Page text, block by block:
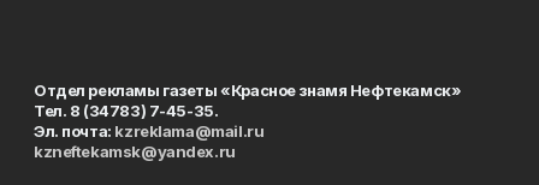
Отдел рекламы газеты «Красное знамя Нефтекамск»
Тел. 8 (34783) 7-45-35.
Эл. почта: kzreklama@mail.ru
kzneftekamsk@yandex.ru